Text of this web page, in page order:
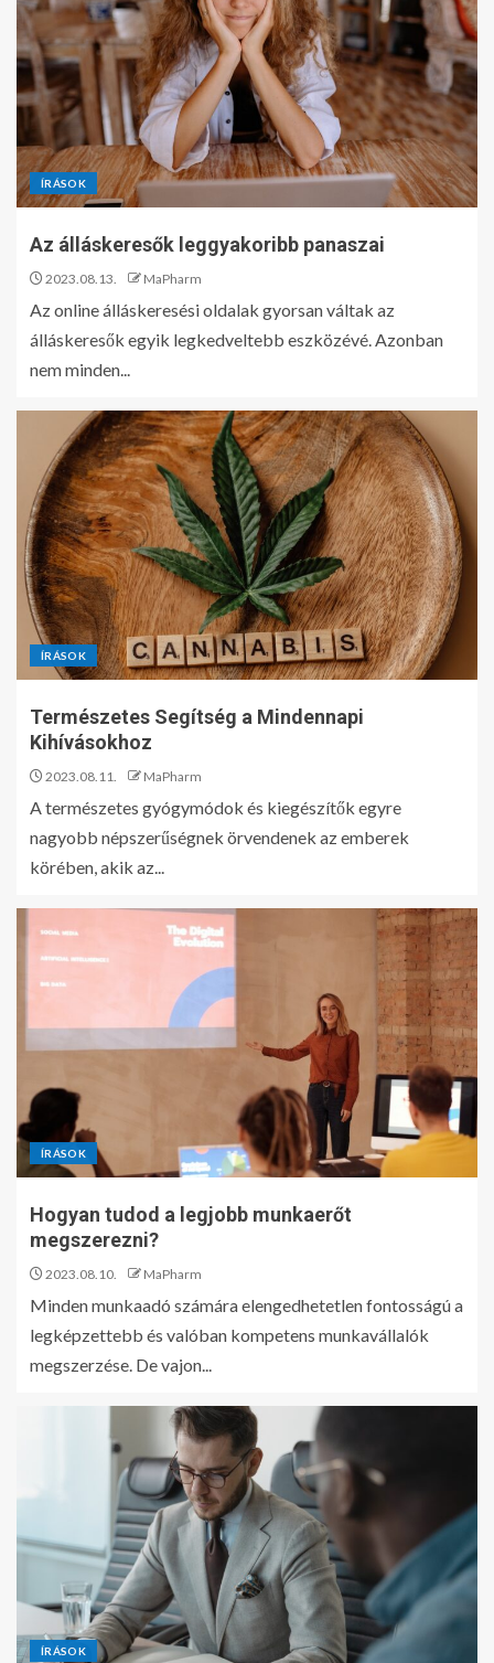
ÍRÁSOK
Az álláskeresők leggyakoribb panaszai
2023.08.13. MaPharm
Az online álláskeresési oldalak gyorsan váltak az
álláskeresők egyik legkedveltebb eszközévé. Azonban
nem minden...
ÍRÁSOK
Természetes Segítség a Mindennapi
Kihívásokhoz
2023.08.11. MaPharm
A természetes gyógymódok és kiegészítők egyre
nagyobb népszerűségnek örvendenek az emberek
körében, akik az...
ÍRÁSOK
Hogyan tudod a legjobb munkaerőt
megszerezni?
2023.08.10. MaPharm
Minden munkaadó számára elengedhetetlen fontosságú a
legképzettebb és valóban kompetens munkavállalók
megszerzése. De vajon...
ÍRÁSOK